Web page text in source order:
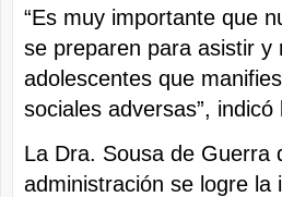
“Es muy importante que
se preparen para asistir y
adolescentes que
sociales adversas”,
La Dra. Sousa de Guerra
administración se logre la